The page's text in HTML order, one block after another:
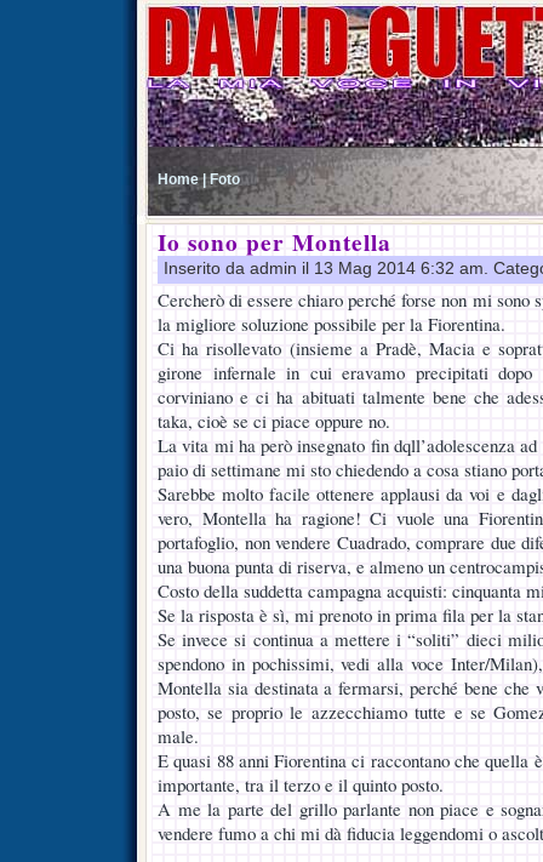
Home | Foto
Io sono per Montella
Inserito da admin il 13 Mag 2014 6:32 am.
Cercherò di essere chiaro perché forse non mi sono
la migliore soluzione possibile per la Fiorentina.
Ci ha risollevato (insieme a Pradè, Macia e
girone infernale in cui eravamo precipitati
corviniano e ci ha abituati talmente bene che
taka, cioè se ci piace oppure no.
La vita mi ha però insegnato fin dqll’adolescenza
paio di settimane mi sto chiedendo a cosa stiano
Sarebbe molto facile ottenere applausi da voi e
vero, Montella ha ragione! Ci vuole una
portafoglio, non vendere Cuadrado, comprare due
una buona punta di riserva, e almeno un
Costo della suddetta campagna acquisti: cinquanta
Se la risposta è sì, mi prenoto in prima fila per la
Se invece si continua a mettere i “soliti” dieci
spendono in pochissimi, vedi alla voce Inter/
Montella sia destinata a fermarsi, perché bene che
posto, se proprio le azzecchiamo tutte e se
male.
E quasi 88 anni Fiorentina ci raccontano che quella
importante, tra il terzo e il quinto posto.
A me la parte del grillo parlante non piace e
vendere fumo a chi mi dà fiducia leggendomi o